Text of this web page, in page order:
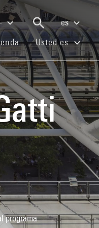
es
(current)Usted es
programa